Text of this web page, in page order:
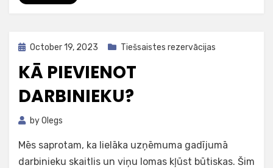
Posted
October 19, 2023 Tiešsaistes rezervācijas
KĀ PIEVIENOT
DARBINIEKU?
byOlegs
Mēs saprotam, ka lielāka uzņēmuma gadījumā
darbinieku skaitlis un viņu lomas kļūst būtiskas. Šim